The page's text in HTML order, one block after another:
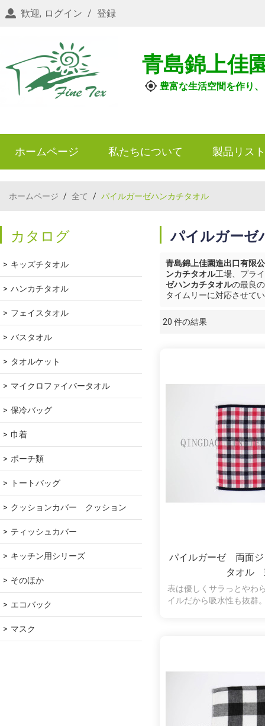
歓迎, ログイン / 登録
青島錦上佳
豊富な生活空間を作り
ホームページ 私たちについて 製品リスト
ホームページ / 全て / パイルガーゼハンカチタオル
カタログ
キッズチタオル
ハンカチタオル
フェイスタオル
バスタオル
タオルケット
マイクロファイバータオル
保冷バッグ
巾着
ポーチ類
トートバッグ
クッションカバー　クッション
ティッシュカバー
キッチン用シリーズ
そのほか
エコバック
マスク
パイルガーゼ
青島錦上佳園進出口有限
ンカチタオル工場、プラ
ゼハンカチタオルの最良
タイムリーに対応させて
20 件の結果
ショーケース
パイルガーゼ 両面ジ
タオル
表は優しくサラっとやわ
イルだから吸水性も抜群